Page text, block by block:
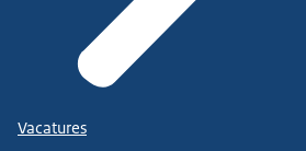
Vacatures